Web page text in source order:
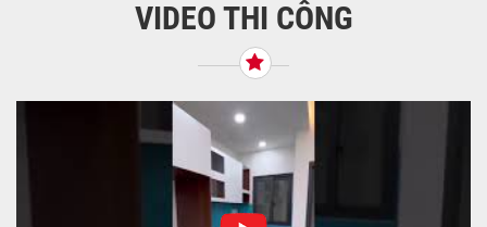
Tiếp nối sự tin tưởng từ quý khách hàng, vừa
qua Công Ty TNHH Thiết Kế Xây Dựng Sao
NHẬN CHÌA KHÓA – TRAO TỔ ẤM MỚI
TẠI PHƯỜNG AN LẠC
Địa điểm: Đường Lâm Hoành, phường An
LạcGia chủ: Anh Kỳ Xây Dựng Sao Việt chính
thức hoàn tất và...
VIDEO THI CÔNG